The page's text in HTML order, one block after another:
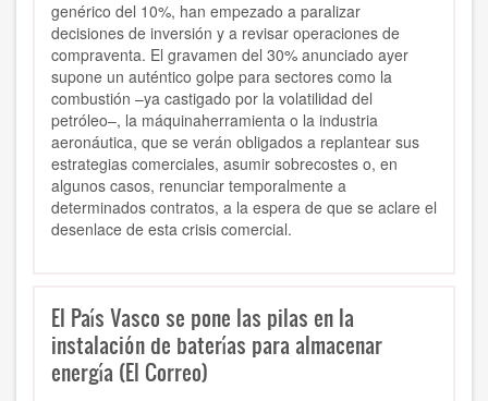
genérico del 10%, han empezado a paralizar
decisiones de inversión y a revisar operaciones de
compraventa. El gravamen del 30% anunciado ayer
supone un auténtico golpe para sectores como la
combustión –ya castigado por la volatilidad del
petróleo–, la máquinaherramienta o la industria
aeronáutica, que se verán obligados a replantear sus
estrategias comerciales, asumir sobrecostes o, en
algunos casos, renunciar temporalmente a
determinados contratos, a la espera de que se aclare el
desenlace de esta crisis comercial.
El País Vasco se pone las pilas en la
instalación de baterías para almacenar
energía (El Correo)